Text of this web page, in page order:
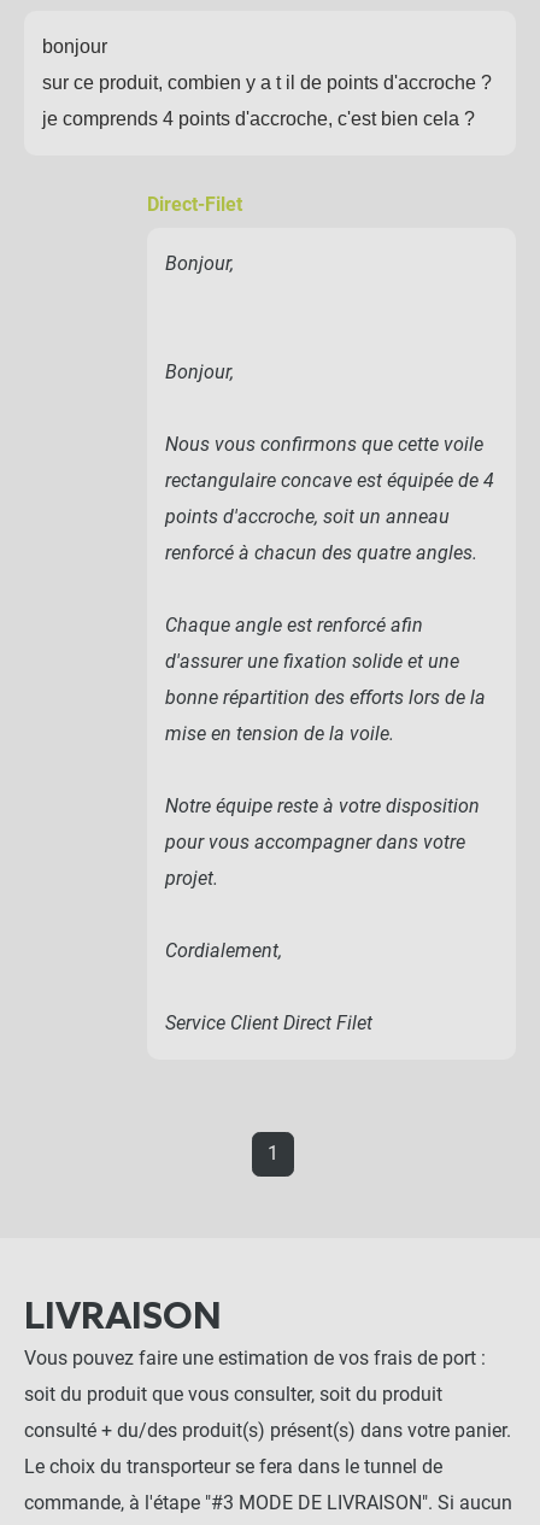
bonjour
sur ce produit, combien y a t il de points d'accroche ?
je comprends 4 points d'accroche, c'est bien cela ?
Direct-Filet
Bonjour,
Bonjour,
Nous vous confirmons que cette voile
rectangulaire concave est équipée de 4
points d'accroche, soit un anneau
renforcé à chacun des quatre angles.
Chaque angle est renforcé afin
d'assurer une fixation solide et une
bonne répartition des efforts lors de la
mise en tension de la voile.
Notre équipe reste à votre disposition
pour vous accompagner dans votre
projet.
Cordialement,
Service Client Direct Filet
1
LIVRAISON
Vous pouvez faire une estimation de vos frais de port :
soit du produit que vous consulter, soit du produit
consulté + du/des produit(s) présent(s) dans votre panier.
Le choix du transporteur se fera dans le tunnel de
commande, à l'étape "#3 MODE DE LIVRAISON". Si aucun